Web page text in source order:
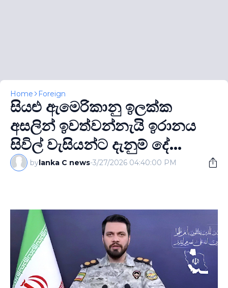
Home Foreign
සියළු ඇමෙරිකානු ඉලක්ක
අසලින් ඉවත්වන්නැයි ඉරානය
සිවිල් වැසියන්ට දැනුම් දේ...
bylanka C news-3/27/2026 04:40:00 PM